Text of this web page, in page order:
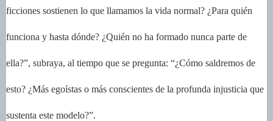
ficciones sostienen lo que llamamos la vida normal? ¿Para quién
funciona y hasta dónde? ¿Quién no ha formado nunca parte de
ella?”, subraya, al tiempo que se pregunta: “¿Cómo saldremos de
esto? ¿Más egoístas o más conscientes de la profunda injusticia que
sustenta este modelo?”.